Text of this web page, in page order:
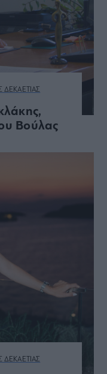
Βούλας